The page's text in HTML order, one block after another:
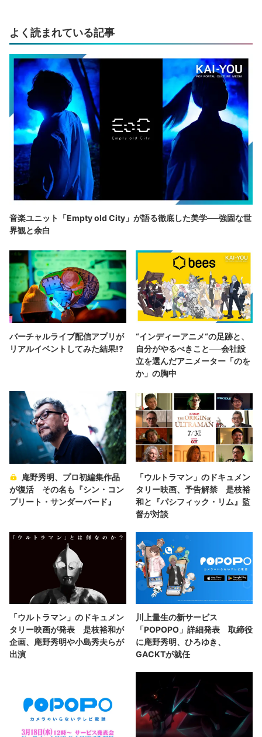
よく読まれている記事
音楽ユニット「Empty old City」が語る徹底した美学──強固な世
界観と余白
バーチャルライブ配信アプリが
リアルイベントしてみた結果!?
“インディーアニメ“の足跡と、
自分がやるべきこと──会社設
立を選んだアニメーター「のを
か」の胸中
庵野秀明、プロ初編集作品
が復活 その名も『シン・コン
プリート・サンダーバード』
「ウルトラマン」のドキュメン
タリー映画、予告解禁 是枝裕
和と『パシフィック・リム』監
督が対談
「ウルトラマン」のドキュメン
タリー映画が発表 是枝裕和が
企画、庵野秀明や小島秀夫らが
出演
川上量生の新サービス
「POPOPO」詳細発表 取締役
に庵野秀明、ひろゆき、
GACKTが就任